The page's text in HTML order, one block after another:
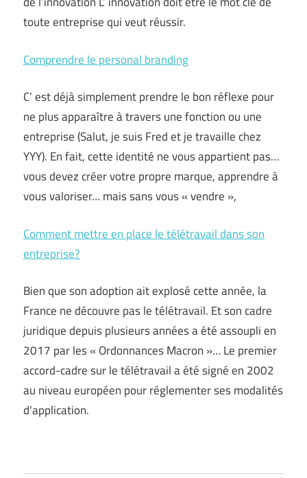
toute entreprise qui veut réussir.
Comprendre le personal branding
C’ est déjà simplement prendre le bon réflexe pour
ne plus apparaître à travers une fonction ou une
entreprise (Salut, je suis Fred et je travaille chez
YYY). En fait, cette identité ne vous appartient pas…
vous devez créer votre propre marque, apprendre à
vous valoriser… mais sans vous « vendre »,
Comment mettre en place le télétravail dans son
entreprise?
Bien que son adoption ait explosé cette année, la
France ne découvre pas le télétravail. Et son cadre
juridique depuis plusieurs années a été assoupli en
2017 par les « Ordonnances Macron »… Le premier
accord-cadre sur le télétravail a été signé en 2002
au niveau européen pour réglementer ses modalités
d’application.